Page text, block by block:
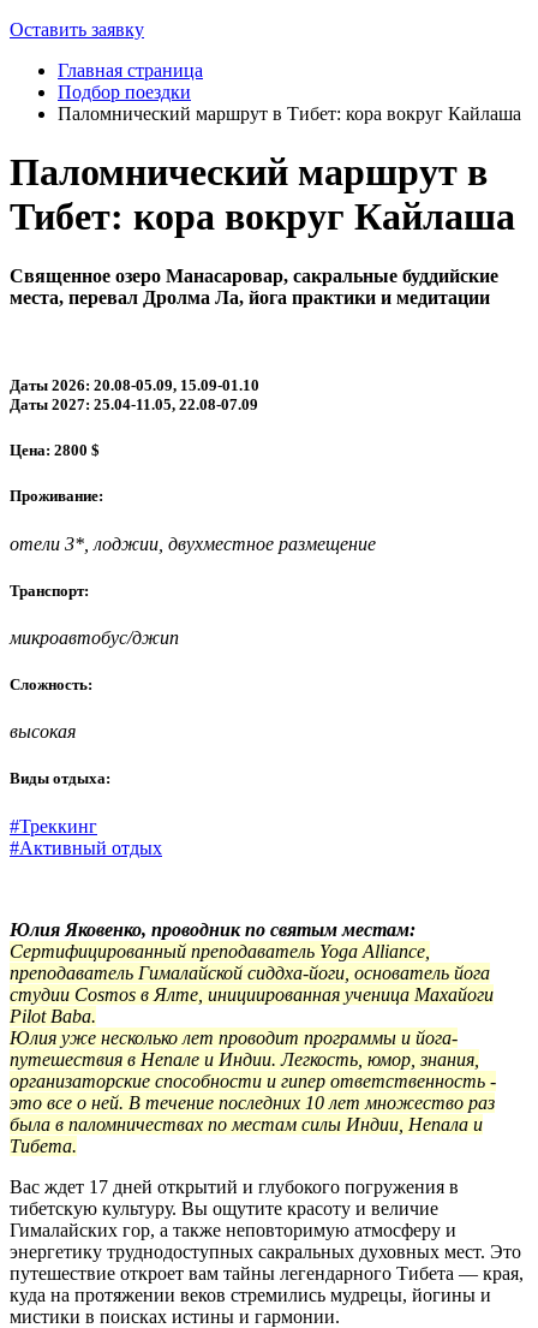
Оставить заявку
Главная страница
Подбор поездки
Паломнический маршрут в Тибет: кора вокруг Кайлаша
Паломнический маршрут в
Тибет: кора вокруг Кайлаша
Священное озеро Манасаровар, сакральные буддийские
места, перевал Дролма Ла, йога практики и медитации
Даты 2026: 20.08-05.09, 15.09-01.10
Даты 2027: 25.04-11.05, 22.08-07.09
Цена: 2800 $
Проживание:
отели 3*, лоджии, двухместное размещение
Транспорт:
микроавтобус/джип
Сложность:
высокая
Виды отдыха:
#Треккинг
#Активный отдых
Юлия Яковенко, проводник по святым местам:
Сертифицированный преподаватель Yoga Alliance,
преподаватель Гималайской сиддха-йоги, основатель йога
студии Cosmos в Ялте, инициированная ученица Махайоги
Pilot Baba.
Юлия уже несколько лет проводит программы и йога-
путешествия в Непале и Индии. Легкость, юмор, знания,
организаторские способности и гипер ответственность -
это все о ней. В течение последних 10 лет множество раз
была в паломничествах по местам силы Индии, Непала и
Тибета.
Вас ждет 17 дней открытий и глубокого погружения в
тибетскую культуру. Вы ощутите красоту и величие
Гималайских гор, а также неповторимую атмосферу и
энергетику труднодоступных сакральных духовных мест. Это
путешествие откроет вам тайны легендарного Тибета — края,
куда на протяжении веков стремились мудрецы, йогины и
мистики в поисках истины и гармонии.